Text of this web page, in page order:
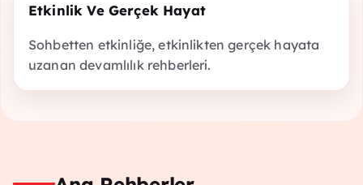
Etkinlik Ve Gerçek Hayat
Sohbetten etkinliğe, etkinlikten gerçek hayata
uzanan devamlılık rehberleri.